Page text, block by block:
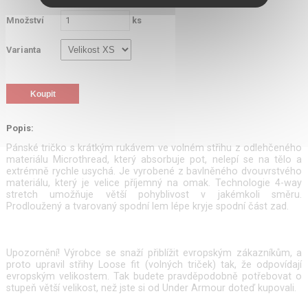
Množství ks
Varianta
Popis:
Pánské tričko s krátkým rukávem ve volném střihu z odlehčeného
materiálu Microthread, který absorbuje pot, nelepí se na tělo a
extrémně rychle usychá. Je vyrobené z bavlněného dvouvrstvého
materiálu, který je velice příjemný na omak. Technologie 4-way
stretch umožňuje větší pohyblivost v jakémkoli směru.
Prodloužený a tvarovaný spodní lem lépe kryje spodní část zad.
Upozornění! Výrobce se snaží přiblížit evropským zákazníkům, a
proto upravil střihy Loose fit (volných triček) tak, že odpovídají
evropským velikostem. Tak budete pravděpodobně potřebovat o
stupeň větší velikost, než jste si od Under Armour doteď kupovali.